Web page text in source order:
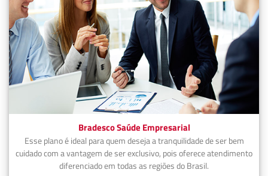
Bradesco Saúde Empresarial
Esse plano é ideal para quem deseja a tranquilidade de ser bem
cuidado com a vantagem de ser exclusivo, pois oferece atendimento
diferenciado em todas as regiões do Brasil.